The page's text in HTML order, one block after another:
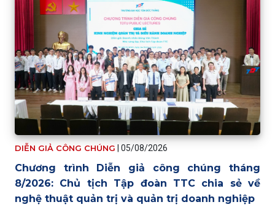
DIỄN GIẢ CÔNG CHÚNG 05/08/2026
Chương trình Diễn giả công chúng tháng
8/2026: Chủ tịch Tập đoàn TTC chia sẻ về
nghệ thuật quản trị và quản trị doanh nghiệp